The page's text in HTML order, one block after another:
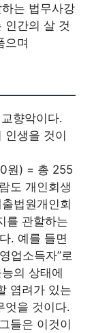
는 법무사강
인간의 살 것
으며
향악이다.
인생을 것이
원) = 총 255
도 개인회생
법원개인회
를 관할하는
. 예를 들면
업소득자”로
의 상태에
염려가 있는
엇을 것이다.
들은 이것이